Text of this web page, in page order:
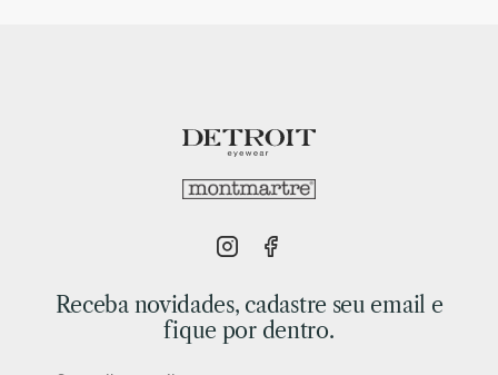
Receba novidades, cadastre seu email e
fique por dentro.